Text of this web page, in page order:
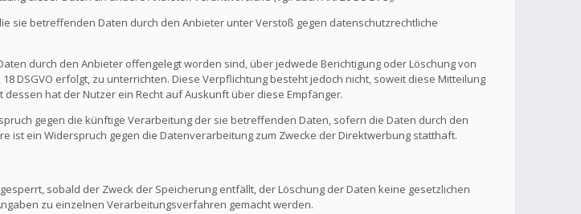
sie betreffenden Daten durch den Anbieter unter Verstoß gegen datenschutzrechtliche
durch den Anbieter offengelegt worden sind, über jedwede Berichtigung oder Löschung von
DSGVO erfolgt, zu unterrichten. Diese Verpflichtung besteht jedoch nicht, soweit diese Mitteilung
hat der Nutzer ein Recht auf Auskunft über diese Empfänger.
gegen die künftige Verarbeitung der sie betreffenden Daten, sofern die Daten durch den
ist ein Widerspruch gegen die Datenverarbeitung zum Zwecke der Direktwerbung statthaft.
sobald der Zweck der Speicherung entfällt, der Löschung der Daten keine gesetzlichen
zu einzelnen Verarbeitungsverfahren gemacht werden.